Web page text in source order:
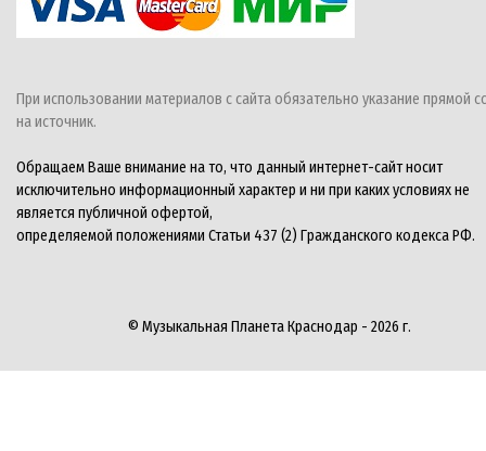
При использовании материалов с сайта обязательно указание прямой
на источник.
Обращаем Ваше внимание на то, что данный интернет-сайт носит
исключительно информационный характер и ни при каких условиях не
является публичной офертой,
определяемой положениями Статьи 437 (2) Гражданского кодекса РФ.
© Музыкальная Планета Краснодар - 2026 г.